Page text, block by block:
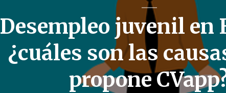
Desempleo juvenil en
¿cuáles son las
propone